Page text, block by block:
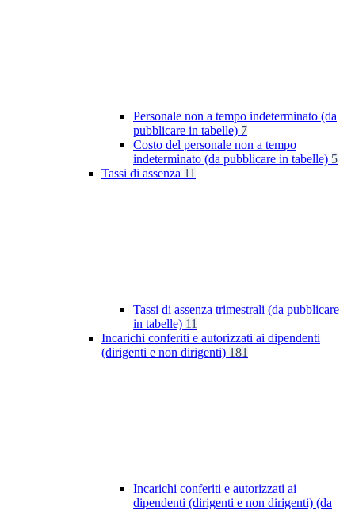
Personale non a tempo indeterminato (da
pubblicare in tabelle) 7
Costo del personale non a tempo
indeterminato (da pubblicare in tabelle) 5
Tassi di assenza 11
Tassi di assenza trimestrali (da pubblicare
in tabelle) 11
Incarichi conferiti e autorizzati ai dipendenti
(dirigenti e non dirigenti) 181
Incarichi conferiti e autorizzati ai
dipendenti (dirigenti e non dirigenti) (da